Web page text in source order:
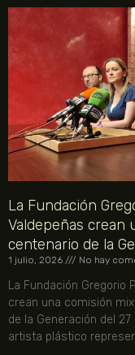
La Fundación
Valdepeñas crean
centenario de la
1 julio, 2026 No hay
La Fundación Gregorio
crean una comisión
de la Generación del
artista plástico